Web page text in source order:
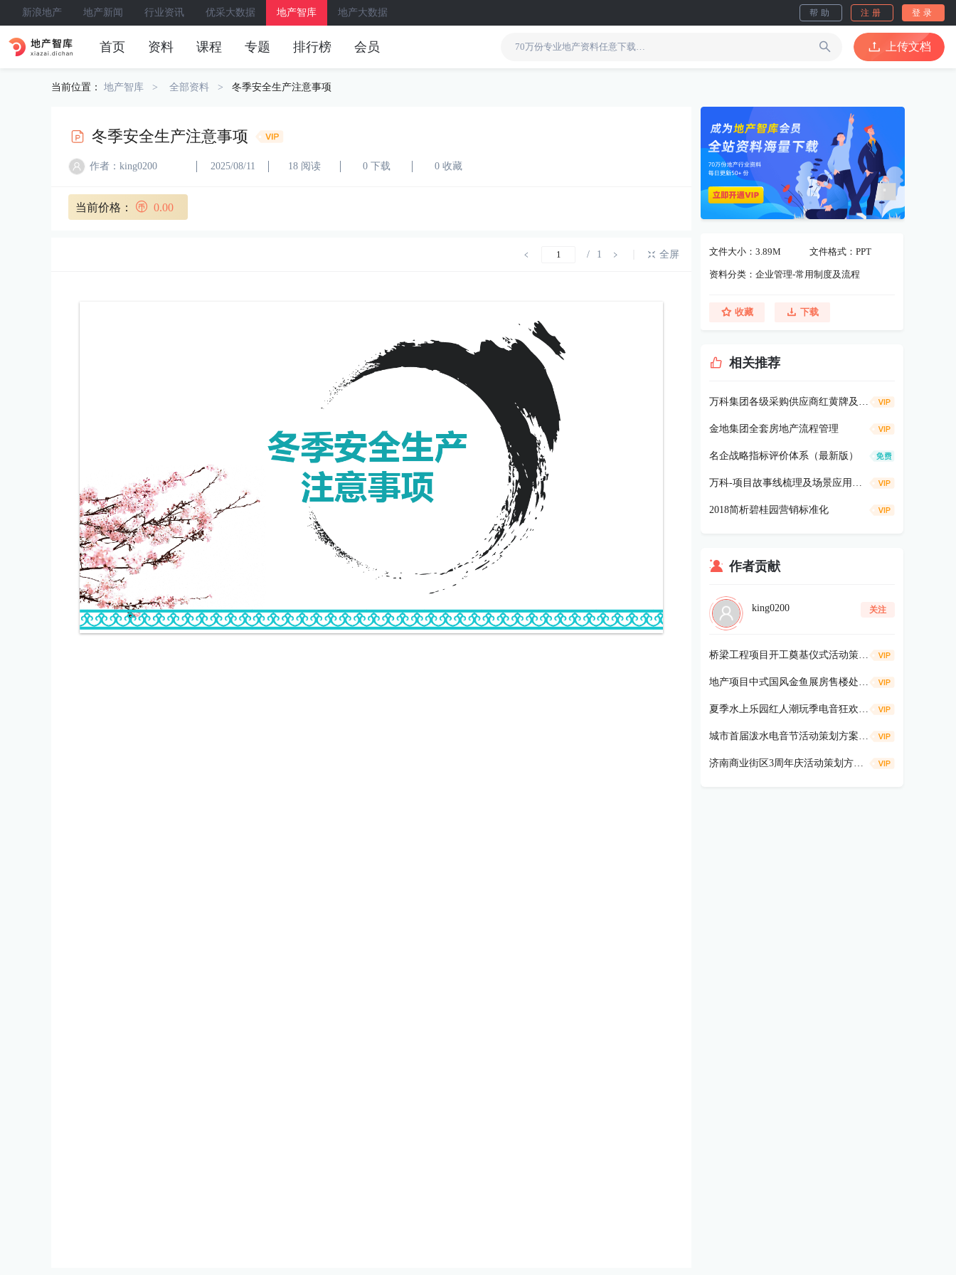
新浪地产 地产新闻 行业资讯 优采大数据 地产智库 地产大数据 帮助 注册 登录
首页 资料 课程 专题 排行榜 会员 上传文档
当前位置： 地产智库 全部资料 冬季安全生产注意事项
冬季安全生产注意事项
作者：king0200 2025/08/11 18 阅读 0 下载 0 收藏
当前价格： 0.00
/ 1 全屏 文件大小：3.89M 文件格式：PPT
资料分类：企业管理-常用制度及流程
收藏 下载
相关推荐
万科集团各级采购供应商红黄牌及黑名单管理办法
金地集团全套房地产流程管理
名企战略指标评价体系（最新版）
万科-项目故事线梳理及场景应用策划标准
2018简析碧桂园营销标准化
作者贡献
king0200 关注
桥梁工程项目开工奠基仪式活动策划方案
地产项目中式国风金鱼展房售楼处示范区开放活动策划方案（遇鉴国风雅境时主题）
夏季水上乐园红人潮玩季电音狂欢活动策划方案
城市首届泼水电音节活动策划方案（盛夏狂欢 电音造浪主题）
济南商业街区3周年庆活动策划方案（共富热爱 不燃不3主题）